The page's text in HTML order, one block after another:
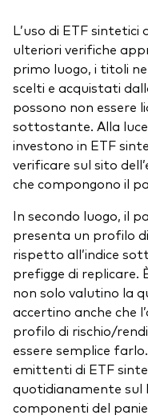
L’uso di ETF
ulteriori verifiche
primo luogo, i titoli
scelti e acquistati
possono non essere
sottostante. Alla
investono in ETF
verificare sul sito
che compongono il
In secondo luogo, il
presenta un profilo
rispetto all’indice
prefigge di replicare.
non solo valutino la
accertino anche che
profilo di rischio/
essere semplice
emittenti di ETF
quotidianamente sul
componenti del